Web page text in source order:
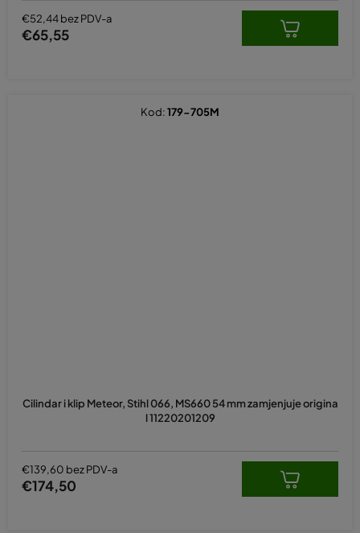
€52,44 bez PDV-a
€65,55
Cilindar i klip Meteor, Stihl 066, MS660 54 mm zamjenjuje origina
l 11220201209
€139,60 bez PDV-a
€174,50
Kod:179-705M